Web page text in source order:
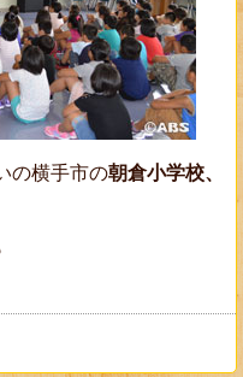
の横手市の朝倉小学校、